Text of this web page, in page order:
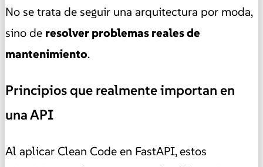
No se trata de seguir una arquitectura por moda,
sino de resolver problemas reales de
mantenimiento.
Principios que realmente importan en
una API
Al aplicar Clean Code en FastAPI, estos